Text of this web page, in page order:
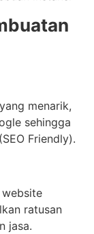
menarik,
sehingga
Friendly).
website
ratusan
jasa.